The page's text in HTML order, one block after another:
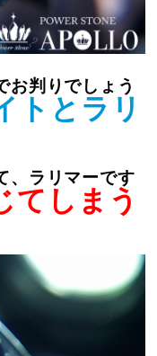
お判りでしょう
トとラリ
、ラリマーです
てしまう